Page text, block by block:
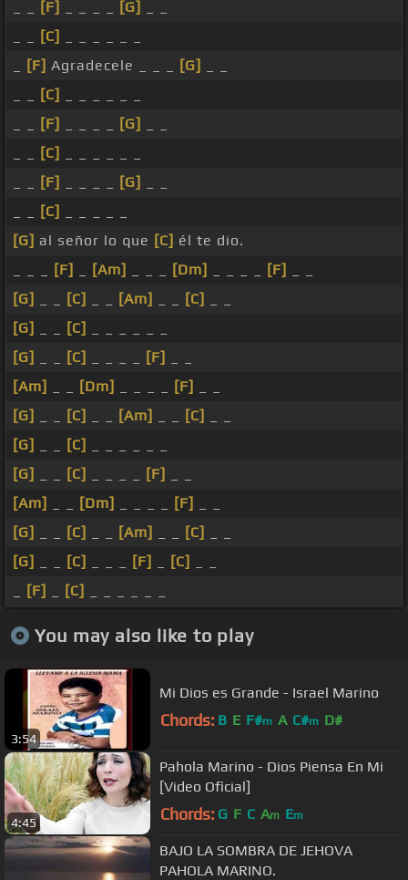
[F] [G]
[C]
[F] Agradecele _ _ _ [G]
[C]
[F] [G]
[C]
[F] [G]
[C]
[G] al señor lo que [C] él te dio.
[F] [Am] [Dm] [F]
[G]
[C] [Am] [C]
[G]
[C]
[G]
[C] [F]
[Am]
[Dm] [F]
[G]
[C] [Am] [C]
[G]
[C]
[G]
[C] [F]
[Am]
[Dm] [F]
[G]
[C] [Am] [C]
[G]
[C] [F] [C]
[F] [C]
You may also like to play
3:54
Mi Dios es Grande - Israel Marino
Chords: B E F#m A C#m D#
4:45
Pahola Marino - Dios Piensa En Mi
[Video Oficial]
Chords: G F C Am Em
BAJO LA SOMBRA DE JEHOVA
PAHOLA MARINO.